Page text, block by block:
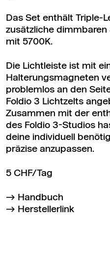
Das Set enthält Triple-
zusätzliche dimmbaren
mit 5700K.
Die Lichtleiste ist mit
Halterungsmagneten
problemlos an den
Foldio 3 Lichtzelts
Zusammen mit der
des Foldio 3-Studios
deine individuell
präzise anzupassen.
5 CHF/Tag
Handbuch
Herstellerlink